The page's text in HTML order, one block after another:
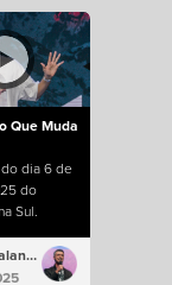
Que Muda
dia 6 de
do
Sul.
Raphael Galante